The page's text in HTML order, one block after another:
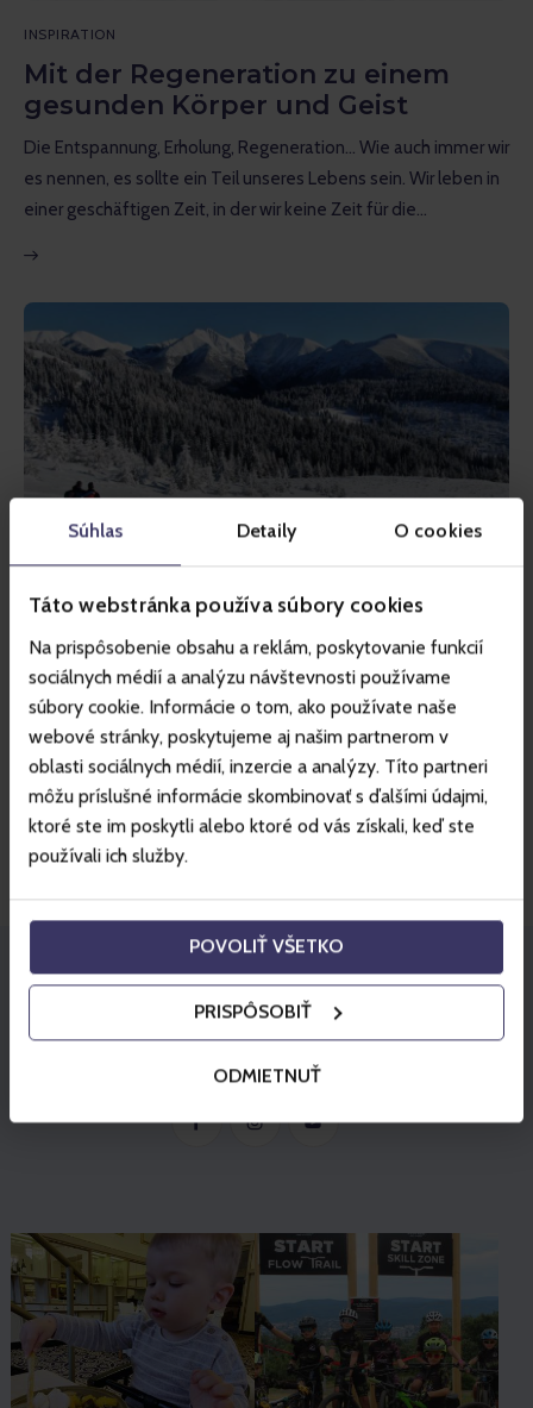
Súhlas Detaily O cookies
Táto webstránka používa súbory cookies
Na prispôsobenie obsahu a reklám, poskytovanie funkcií
sociálnych médií a analýzu návštevnosti používame
súbory cookie. Informácie o tom, ako používate naše
webové stránky, poskytujeme aj našim partnerom v
oblasti sociálnych médií, inzercie a analýzy. Títo partneri
môžu príslušné informácie skombinovať s ďalšími údajmi,
ktoré ste im poskytli alebo ktoré od vás získali, keď ste
používali ich služby.
POVOLIŤ VŠETKO
PRISPÔSOBIŤ
ODMIETNUŤ
Lehrreich
Gespräche
Bewertungen
INSPIRATION
Mit der Regeneration zu einem
gesunden Körper und Geist
Die Entspannung, Erholung, Regeneration... Wie auch immer wir
es nennen, es sollte ein Teil unseres Lebens sein. Wir leben in
einer geschäftigen Zeit, in der wir keine Zeit für die…
LEHRREICH
Grundregeln des Wintertourismus
Der Wintertourismus und die damit verbundene märchenhaft
verschneite Landschaft bringen uns viele Freuden und schöne
Erlebnisse. Die winterlichen Bedingungen können jedoch
manchmal lästig sein, daher ist es wichtig, nichts zu…
Stay in touch with Gopass